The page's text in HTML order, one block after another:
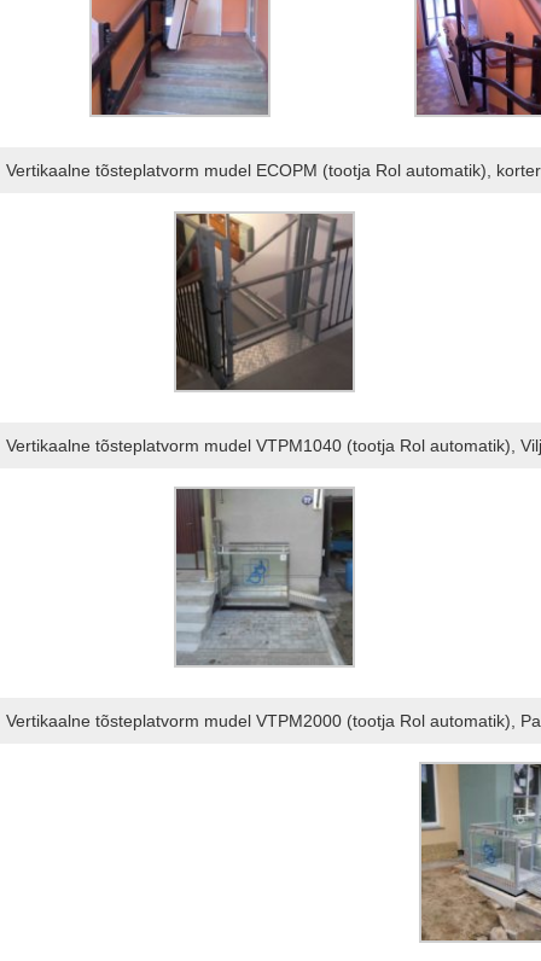
Vertikaalne tõsteplatvorm mudel ECOPM (tootja Rol automatik),
Vertikaalne tõsteplatvorm mudel VTPM1040 (tootja Rol automatik),
Vertikaalne tõsteplatvorm mudel VTPM2000 (tootja Rol automatik),